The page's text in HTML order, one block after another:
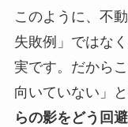
このように、不
失敗例」ではな
実です。だから
向いていない」
らの影をどう回